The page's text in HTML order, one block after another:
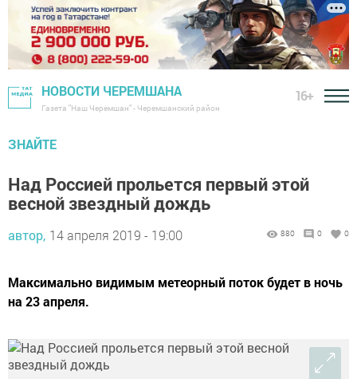
НОВОСТИ ЧЕРЕМШАНА
Газета "Наш Черемшан" - Черемшанский район
16+
ЗНАЙТЕ
Над Россией прольется первый этой
весной звездный дождь
автор, 14 апреля 2019 - 19:00 880 0 0
Максимально видимым метеорный поток будет в ночь
на 23 апреля.